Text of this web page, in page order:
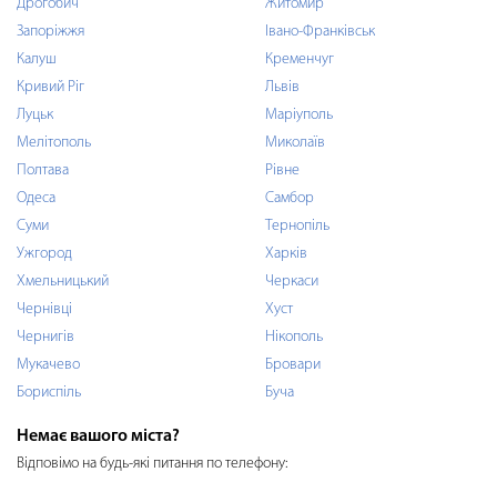
Дрогобич
Житомир
Запоріжжя
Івано-Франківськ
Калуш
Кременчуг
Кривий Ріг
Львів
Луцьк
Маріуполь
Мелітополь
Миколаїв
Полтава
Рівне
Одеса
Самбор
Суми
Тернопіль
Ужгород
Харків
Хмельницький
Черкаси
Чернівці
Хуст
Чернигів
Нікополь
Мукачево
Бровари
Бориспіль
Буча
Немає вашого міста?
Відповімо на будь-які питання по телефону: